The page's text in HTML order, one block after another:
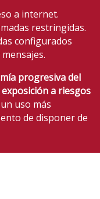
a internet.
restringidas.
configurados
progresiva del
a riesgos
uso más
de disponer de